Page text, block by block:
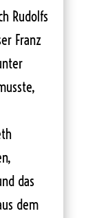
Rudolfs
Franz
das
dem